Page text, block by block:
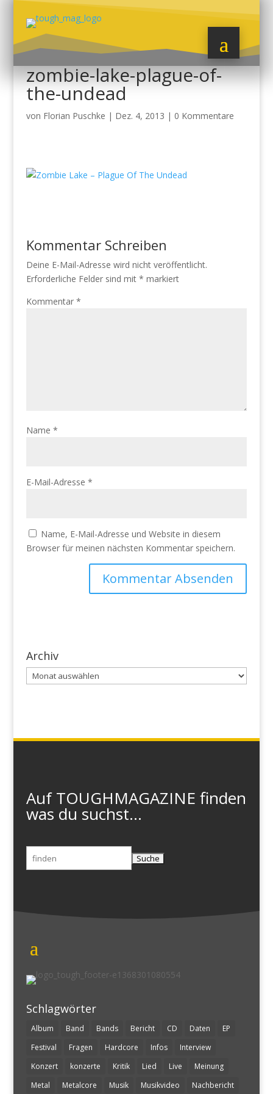
zombie-lake-plague-of-
the-undead
von Florian Puschke | Dez. 4, 2013 | 0 Kommentare
Kommentar Schreiben
Deine E-Mail-Adresse wird nicht veröffentlicht.
Erforderliche Felder sind mit * markiert
Kommentar *
Name *
E-Mail-Adresse *
Name, E-Mail-Adresse und Website in diesem
Browser für meinen nächsten Kommentar speichern.
Archiv
Archiv
Auf TOUGHMAGAZINE finden
was du suchst...
Suchen
nach:
Schlagwörter
Album Band Bands Bericht CD Daten
EP
Festival
Fragen Hardcore Infos
Interview
Konzert
konzerte Kritik Lied Live
Meinung
Metal
Metalcore Musik Musikvideo Nachbericht